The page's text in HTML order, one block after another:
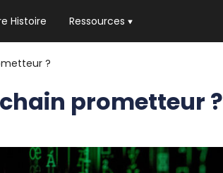
Histoire Ressources
avez besoin
dans les
?
prometteur ?